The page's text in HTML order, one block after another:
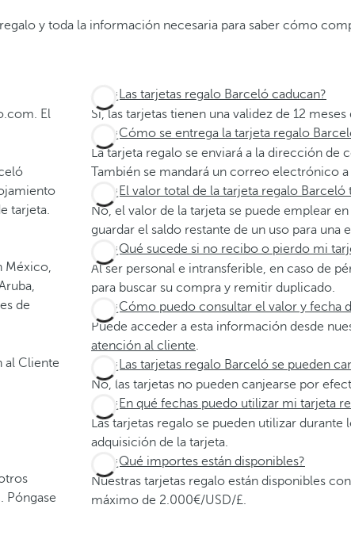
y toda la información necesaria para saber cómo
El
tarjeta.
México,
de
al Cliente
Póngase
¿Las tarjetas regalo Barceló caducan?
Si, las tarjetas tienen una validez de 12
¿Cómo se entrega la tarjeta regalo
La tarjeta regalo se enviará a la dirección
También se mandará un correo electrónico
¿El valor total de la tarjeta regalo
No, el valor de la tarjeta se puede emplear
guardar el saldo restante de un uso para una
¿Qué sucede si no recibo o pierdo mi
Al ser personal e intransferible, en caso de
para buscar su compra y remitir duplicado.
¿Cómo puedo consultar el valor y fecha
Puede acceder a esta información desde
atención al cliente.
¿Las tarjetas regalo Barceló se pueden
No, las tarjetas no pueden canjearse por
¿En qué fechas puedo utilizar mi tarjeta
Las tarjetas regalo se pueden utilizar durante
adquisición de la tarjeta.
¿Qué importes están disponibles?
Nuestras tarjetas regalo están disponibles
máximo de 2.000€/USD/£.